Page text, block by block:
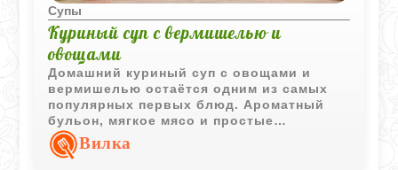
Супы
Куриный суп с вермишелью и
овощами
Домашний куриный суп с овощами и
вермишелью остаётся одним из самых
популярных первых блюд. Ароматный
бульон, мягкое мясо и простые
ингредиенты создают насыщенный вкус,
который подходит для любого времени
Вилка